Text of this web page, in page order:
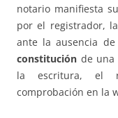
notario manifiesta
por el registrador,
ante la ausencia
constitución de una
la escritura, el
comprobación en la